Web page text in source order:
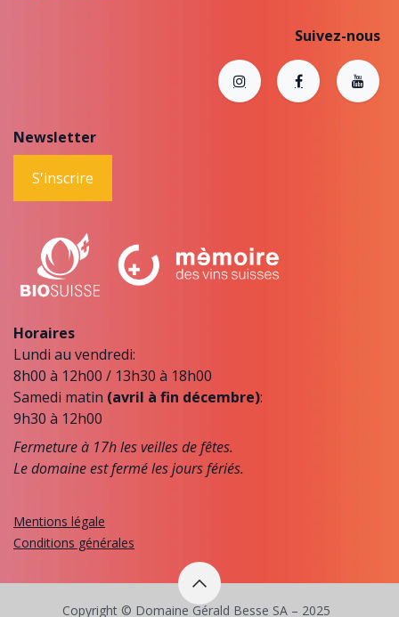
Suivez-nous
Newsletter
S'inscrire
Horaires
Lundi au vendredi:
8h00 à 12h00 / 13h30 à 18h00
Samedi matin (avril à fin décembre):
9h30 à 12h00
Fermeture à 17h les veilles de fêtes.
Le domaine est fermé les jours fériés.
Mentions légale
Conditions générales
Copyright © Domaine Gérald Besse SA – 2025